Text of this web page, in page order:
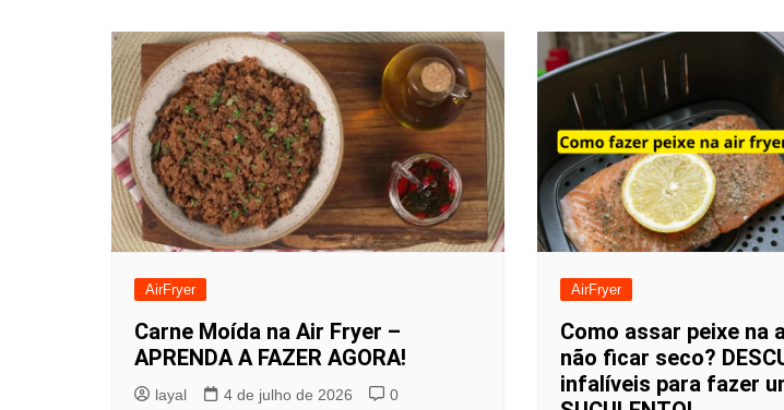
Post
AirFryer
Carne Moída na Air Fryer –
APRENDA A FAZER AGORA!
layal 4 de julho de 2026 0
AirFryer
Como assar peixe na
não ficar seco?
infalíveis para fazer